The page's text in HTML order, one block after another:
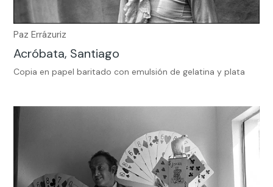
Paz Errázuriz
Acróbata, Santiago
Copia en papel baritado con emulsión de gelatina y plata